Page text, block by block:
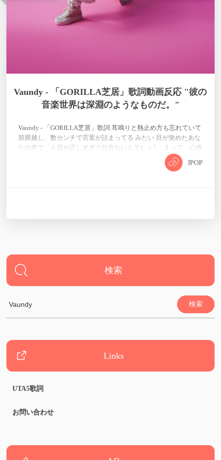
Vaundy - 「GORILLA芝居」歌詞動画反応 "彼の
音楽世界は深淵のようなものだ。"
JPOP
Vaundy - 「GORILLA芝居」歌詞 耳鳴りと熱止め方も忘れていて
鼓膜越し、数センチで言葉が詰まってる みたい 目が覚めたあな
たの声で「人肌が恋しすぎて仕方ないんでしょ?」 まって、心痛
い一枚皮で漂っていたいよ間抜けな声しか喉を通らないまっ
て、喉も痛い二枚弁で文句垂らして独り言しか喉を通らない 帳
検索
Links
UTA5歌詞
お問い合わせ